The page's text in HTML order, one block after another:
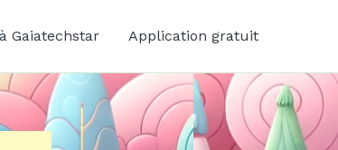
Gaiatechstar Application gratuit